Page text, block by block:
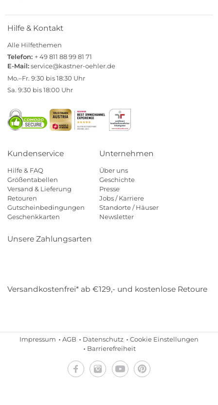
Hilfe & Kontakt
Alle Hilfethemen
Telefon: + 49 811 88 99 81 71
E-Mail:service@kastner-oehler.de
Mo.–Fr. 9:30 bis 18:30 Uhr
Sa. 9:30 bis 18:00 Uhr
Kundenservice
Hilfe & FAQ
Größentabellen
Versand & Lieferung
Retouren
Gutscheinbedingungen
Geschenkkarten
Unternehmen
Über uns
Geschichte
Presse
Jobs / Karriere
Standorte / Häuser
Newsletter
Unsere Zahlungsarten
Versandkostenfrei* ab €129,- und kostenlose Retoure
Impressum AGB Datenschutz
Cookie Einstellungen
Barrierefreiheit